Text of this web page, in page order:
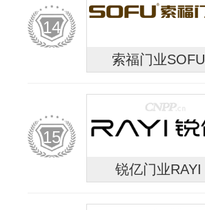
14
索福门业SOFU
15
锐亿门业RAYI